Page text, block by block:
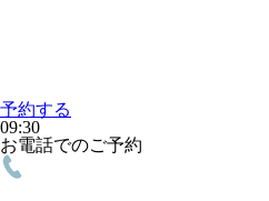
予約する
09:30
お電話でのご予約